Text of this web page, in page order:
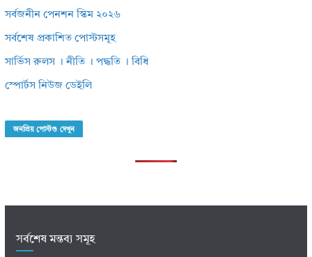
সর্বজনীন পেনশন স্কিম ২০২৬
সর্বশেষ প্রকাশিত পোস্টসমূহ
সার্ভিস রুলস । নীতি । পদ্ধতি । বিধি
স্পোর্টস নিউজ ডেইলি
জনপ্রিয় পোস্টগু দেখুন
সর্বশেষ মন্তব্য সমূহ